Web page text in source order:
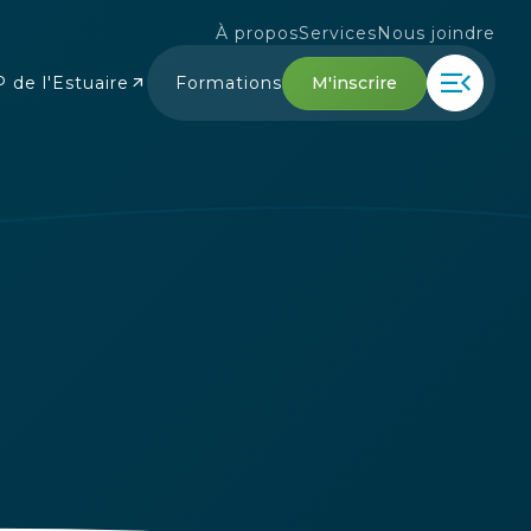
À proposServicesNous joindre
de l'Estuaire arrow_outward Formations M'inscrire menu_open